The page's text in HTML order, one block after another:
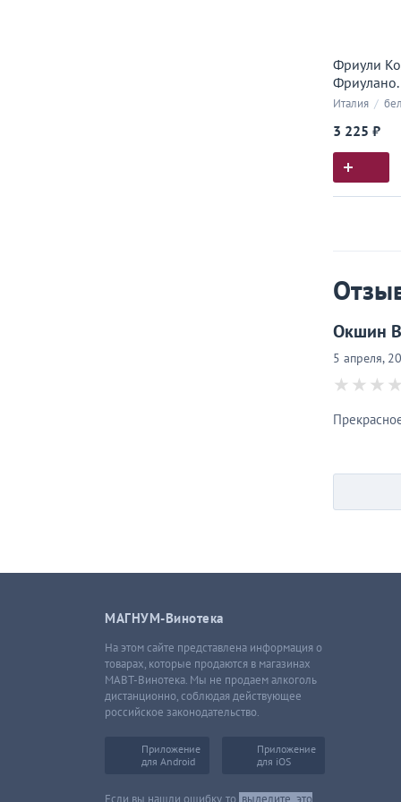
Фриули
Фриулано.
Италия /
3 225 ₽
Окшин
5 апреля,
МАГНУМ-Винотека
На этом сайте представлена информация о
товарах, которые продаются в магазинах
МАВТ-Винотека. Мы не продаем алкоголь
дистанционно, соблюдая действующее
российское законодательство.
Приложение
для Android
Приложение
для iOS